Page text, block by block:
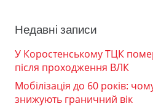
Недавні записи
У Коростенському ТЦК
після проходження ВЛК
Мобілізація до 60 років:
знижують граничний вік